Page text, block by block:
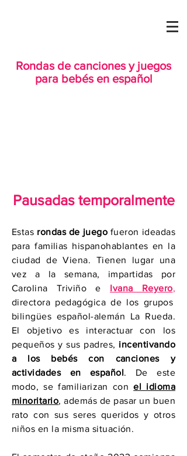
Rondas de canciones y juegos
para bebés en español
Pausadas temporalmente
Estas rondas de juego fueron ideadas
para familias hispanohablantes en la
ciudad de Viena. Tienen lugar una
vez a la semana, impartidas por
Carolina Triviño e
Ivana Reyero,
directora pedagógica de los grupos
bilingües español-alemán La Rueda.
El objetivo es interactuar con los
pequeños y sus padres, incentivando
a los bebés con canciones y
actividades en español. De este
modo, se familiarizan conel idioma
minoritario, además de pasar un buen
rato con sus seres queridos y otros
niños en la misma situación.